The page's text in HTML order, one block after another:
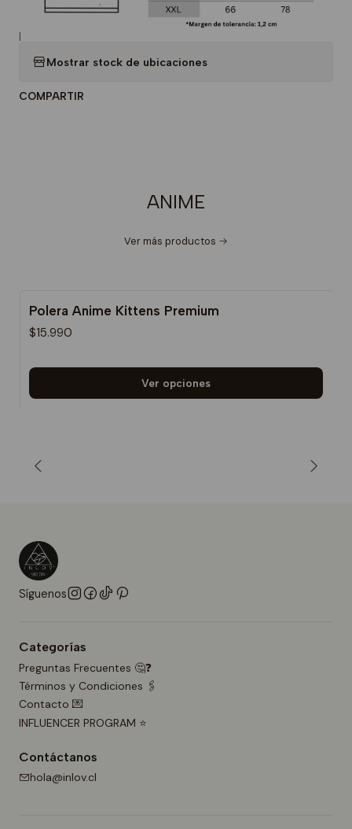
|
Mostrar stock de ubicaciones
COMPARTIR
ANIME
Ver más productos
Polera Anime Kittens Premium
$15.990
Ver opciones
Síguenos
Categorías
Preguntas Frecuentes 🤔❓
Términos y Condiciones 🖇️
Contacto 💌
INFLUENCER PROGRAM ⭐
Contáctanos
hola@inlov.cl